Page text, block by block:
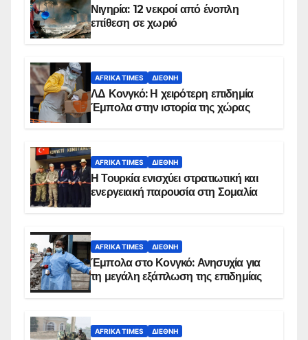
Νιγηρία: 12 νεκροί από ένοπλη
επίθεση σε χωριό
AFRIKA TIMES ΔΙΕΘΝΉ
ΛΔ Κονγκό: Η χειρότερη επιδημία
Έμπολα στην ιστορία της χώρας
AFRIKA TIMES ΔΙΕΘΝΉ
Η Τουρκία ενισχύει στρατιωτική και
ενεργειακή παρουσία στη Σομαλία
AFRIKA TIMES ΔΙΕΘΝΉ
Έμπολα στο Κονγκό: Ανησυχία για
τη μεγάλη εξάπλωση της επιδημίας
AFRIKA TIMES ΔΙΕΘΝΉ